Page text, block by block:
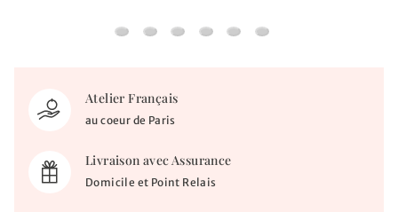
Médaille Vierge à l'enfant de Botticelli -
Médaille Ange à l'oiseau et l'agneau -
Médaille Vierge à l'enfant au
Médaille Arbre de vie Princier -
Médaille Vierge mère du
Médaille Vierge à
Atelier Français
au coeur de Paris
Livraison avec Assurance
Domicile et Point Relais